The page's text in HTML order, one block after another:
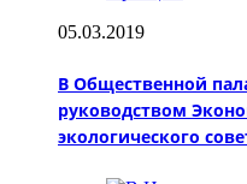
05.03.2019
В Общественной
руководством
экологического